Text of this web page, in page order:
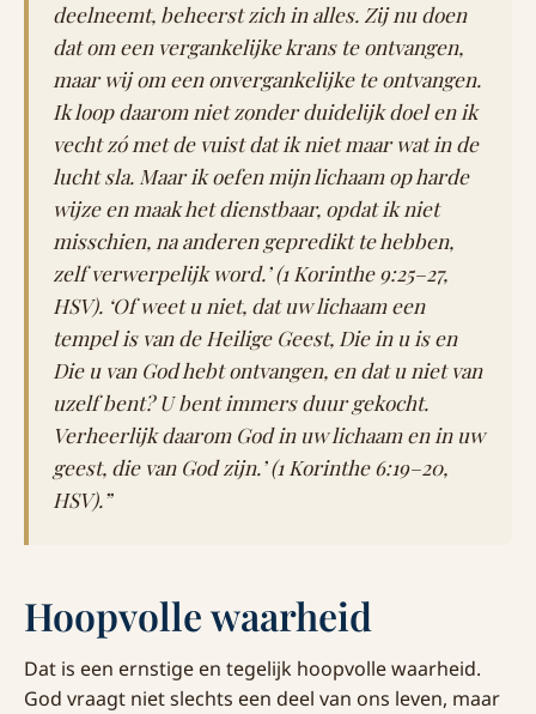
deelneemt, beheerst zich in alles. Zij nu doen
dat om een vergankelijke krans te ontvangen,
maar wij om een onvergankelijke te ontvangen.
Ik loop daarom niet zonder duidelijk doel en ik
vecht zó met de vuist dat ik niet maar wat in de
lucht sla. Maar ik oefen mijn lichaam op harde
wijze en maak het dienstbaar, opdat ik niet
misschien, na anderen gepredikt te hebben,
zelf verwerpelijk word.’ (1 Korinthe 9:25–27,
HSV). ‘Of weet u niet, dat uw lichaam een
tempel is van de Heilige Geest, Die in u is en
Die u van God hebt ontvangen, en dat u niet van
uzelf bent? U bent immers duur gekocht.
Verheerlijk daarom God in uw lichaam en in uw
geest, die van God zijn.’ (1 Korinthe 6:19–20,
HSV).”
Hoopvolle waarheid
Dat is een ernstige en tegelijk hoopvolle waarheid.
God vraagt niet slechts een deel van ons leven, maar